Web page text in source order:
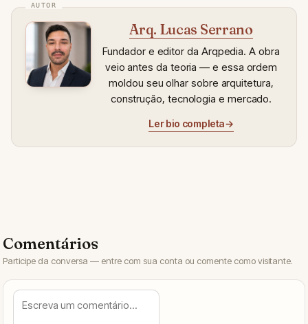
Arq. Lucas Serrano
Fundador e editor da Arqpedia. A obra
veio antes da teoria — e essa ordem
moldou seu olhar sobre arquitetura,
construção, tecnologia e mercado.
Ler bio completa→